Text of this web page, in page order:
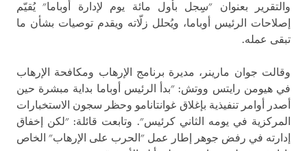
والتقرير بعنوان "سِِجل بأول مائة يوم لإدارة أوباما" يُقيّم
إصلاحات الرئيس أوباما، ويُحلل زلّاته ويقدم توصيات بشأن ما
تبقى عمله.
وقالت جوان مارينر، مديرة برنامج الإرهاب ومكافحة الإرهاب
في هيومن رايتس ووتش: "بدأ الرئيس أوباما بداية مبشرة حين
أصدر أوامر تنفيذية بإغلاق غوانتانامو وحظر سجون الاستخبارات
المركزية في يومه الثاني كرئيس". وتابعت قائلة: "لكن إخفاق
إدارته في رفض جوهر إطار عمل "الحرب على الإرهاب" الخاص